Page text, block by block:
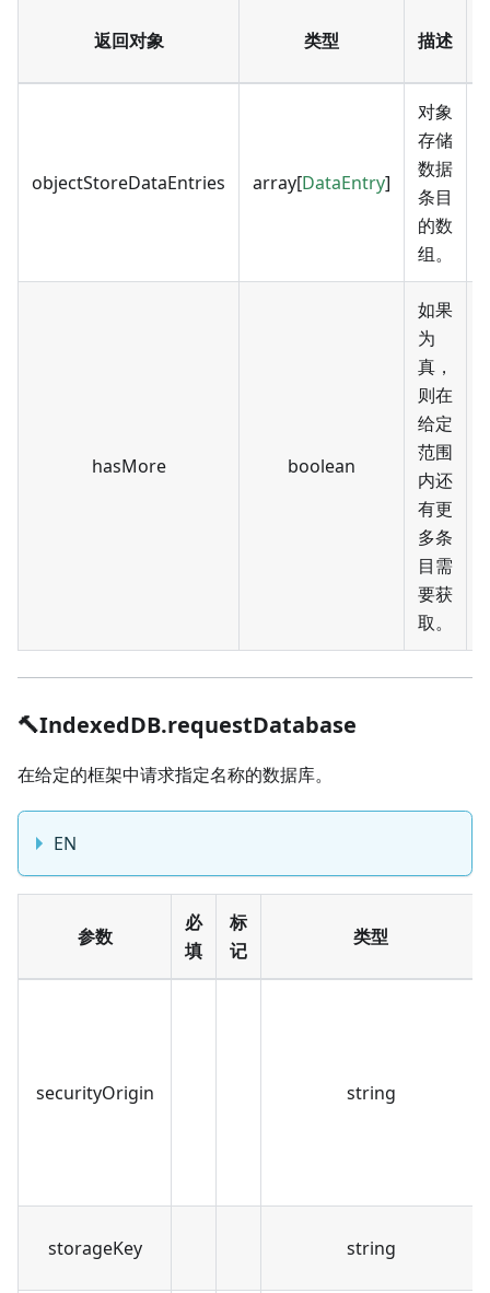
返回对象 类型 描述
objectStoreDataEntries array[DataEntry]
对象
存储
数据
条目
的数
组。
hasMore boolean
如果
为
真，
则在
给定
范围
内还
有更
多条
目需
要获
取。
🔨IndexedDB.requestDatabase
在给定的框架中请求指定名称的数据库。
EN
参数
必
填
标
记
类型
securityOrigin string
storageKey string